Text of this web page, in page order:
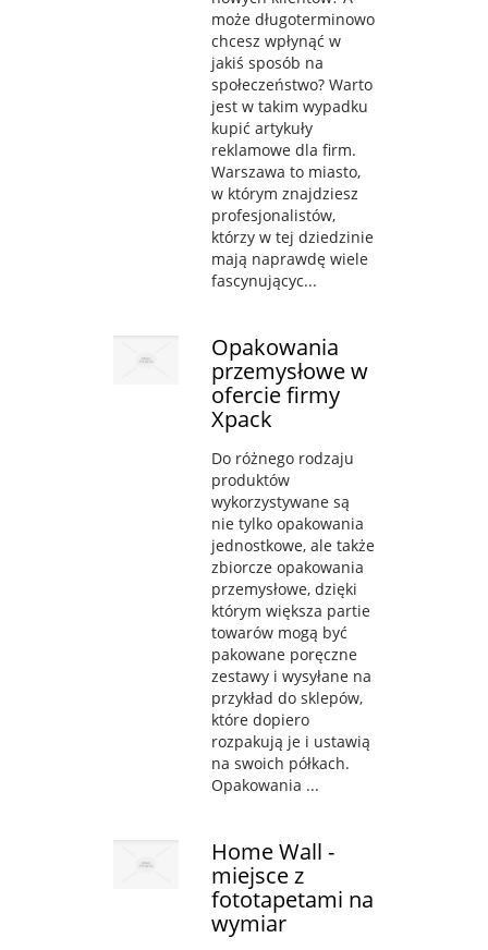
może długoterminowo
chcesz wpłynąć w
jakiś sposób na
społeczeństwo? Warto
jest w takim wypadku
kupić artykuły
reklamowe dla firm.
Warszawa to miasto,
w którym znajdziesz
profesjonalistów,
którzy w tej dziedzinie
mają naprawdę wiele
fascynującyc...
Opakowania
przemysłowe w
ofercie firmy
Xpack
Do różnego rodzaju
produktów
wykorzystywane są
nie tylko opakowania
jednostkowe, ale także
zbiorcze opakowania
przemysłowe, dzięki
którym większa partie
towarów mogą być
pakowane poręczne
zestawy i wysyłane na
przykład do sklepów,
które dopiero
rozpakują je i ustawią
na swoich półkach.
Opakowania ...
Home Wall -
miejsce z
fototapetami na
wymiar